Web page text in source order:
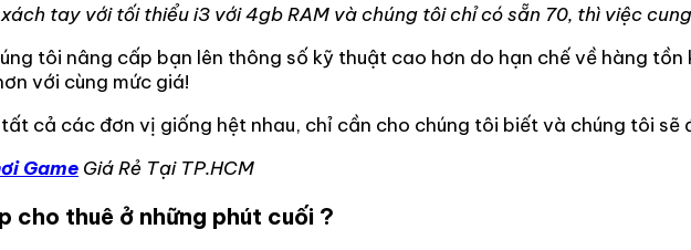
tay với tối thiểu i3 với 4gb RAM và chúng tôi chỉ có sẵn 70, thì việc
tôi nâng cấp bạn lên thông số kỹ thuật cao hơn do hạn chế về hàng
với cùng mức giá!
cả các đơn vị giống hệt nhau, chỉ cần cho chúng tôi biết và chúng tôi sẽ
Game Giá Rẻ Tại TP.HCM
cho thuê ở những phút cuối ?